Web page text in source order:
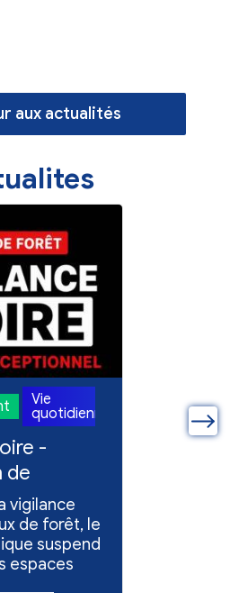
aux actualités
Vie
quotidienne
-
de
vigilance
de forêt, le
suspend
espaces
Feux